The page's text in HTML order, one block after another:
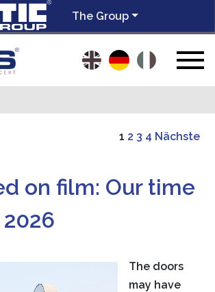
The Group
1 2 3 4 Nächste
on film: Our time
The doors
may have